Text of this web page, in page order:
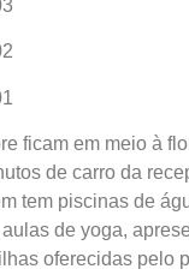
ficam em meio à
de carro da
tem piscinas de
de yoga,
oferecidas pelo